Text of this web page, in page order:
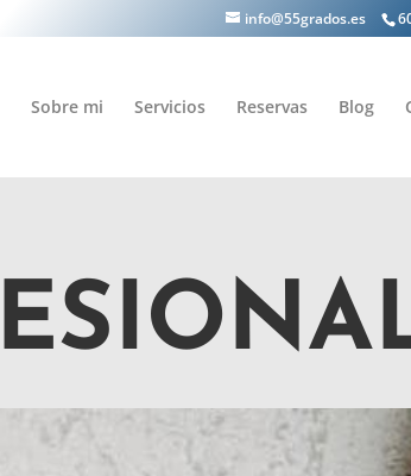
info@55grados.es
Sobre mi Servicios Reservas Blog